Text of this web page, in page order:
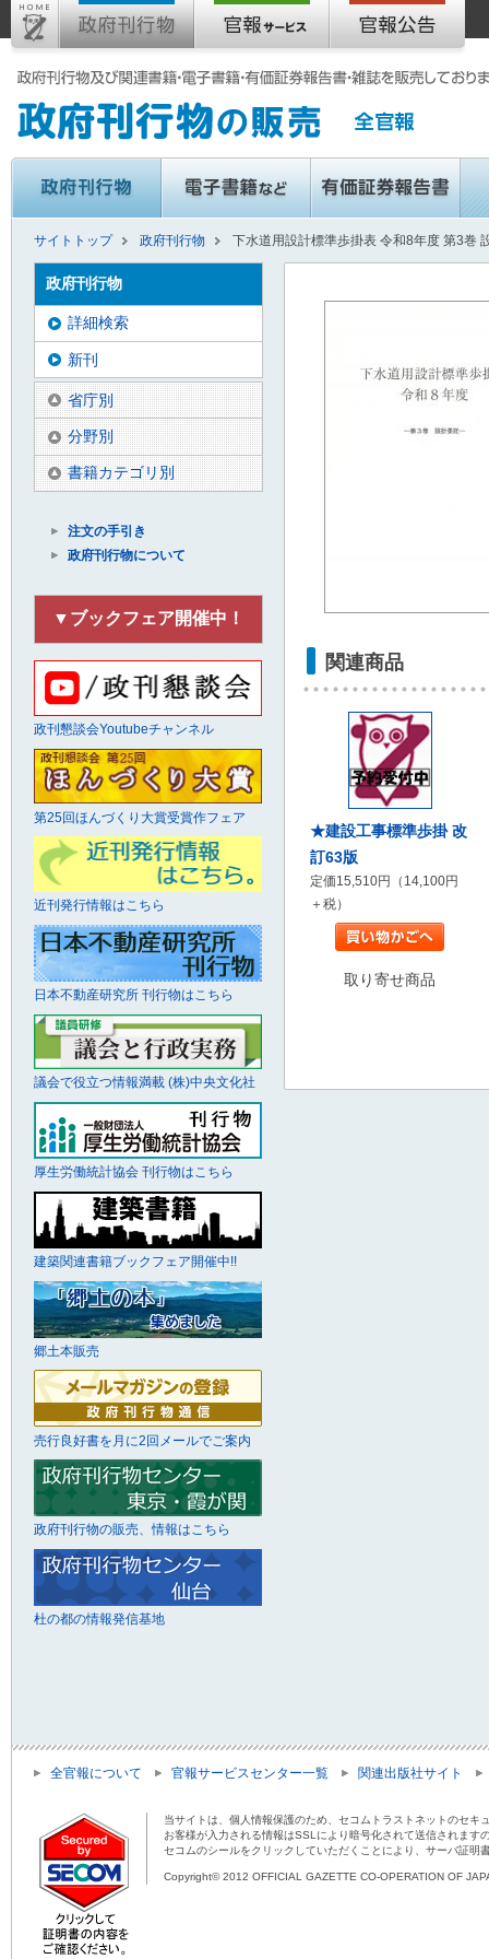
サイトトップ 政府刊行物 下水道用設計標準歩掛表 令和8年度 第3巻
関連商品
★建設工事標準歩掛 改
訂63版
定価15,510円（14,100円
＋税）
取り寄せ商品
政府刊行物
詳細検索
新刊
省庁別
分野別
書籍カテゴリ別
注文の手引き
政府刊行物について
▼ブックフェア開催中！
政刊懇談会Youtubeチャンネル
第25回ほんづくり大賞受賞作フェア
近刊発行情報はこちら
日本不動産研究所 刊行物はこちら
議会で役立つ情報満載 (株)中央文化社
厚生労働統計協会 刊行物はこちら
建築関連書籍ブックフェア開催中!!
郷土本販売
売行良好書を月に2回メールでご案内
政府刊行物の販売、情報はこちら
杜の都の情報発信基地
全官報について 官報サービスセンター一覧 関連出版社サイト
当サイトは、個人情報保護のため、セコムトラストネットのセキ
お客様が入力される情報はSSLにより暗号化されて送信されま
セコムのシールをクリックしていただくことにより、サーバ証明
Copyright© 2012 OFFICIAL GAZETTE CO-OPERATION OF